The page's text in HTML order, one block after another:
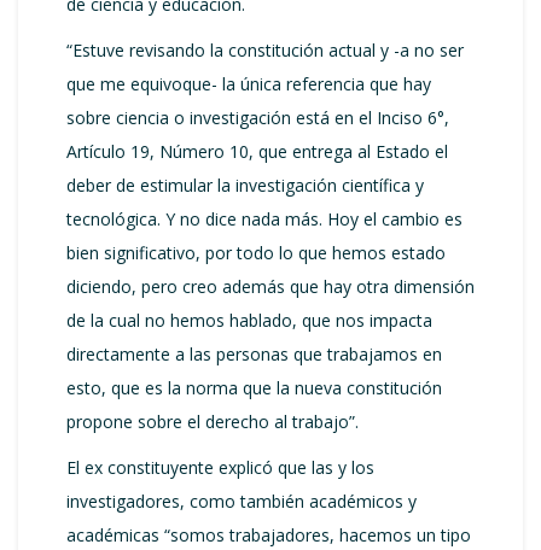
“Estuve revisando la constitución actual y -a no ser
que me equivoque- la única referencia que hay
sobre ciencia o investigación está en el Inciso 6°,
Artículo 19, Número 10, que entrega al Estado el
deber de estimular la investigación científica y
tecnológica. Y no dice nada más. Hoy el cambio es
bien significativo, por todo lo que hemos estado
diciendo, pero creo además que hay otra dimensión
de la cual no hemos hablado, que nos impacta
directamente a las personas que trabajamos en
esto, que es la norma que la nueva constitución
propone sobre el derecho al trabajo”.
El ex constituyente explicó que las y los
investigadores, como también académicos y
académicas “somos trabajadores, hacemos un tipo